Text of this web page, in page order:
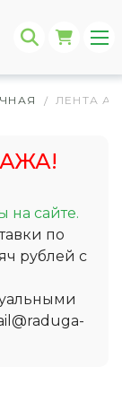
/ ЛЕНТА
на сайте.
по
рублей с